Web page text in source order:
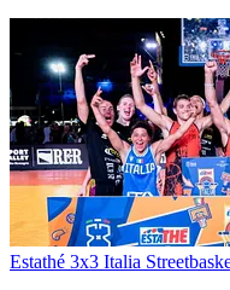
Estathé 3x3 Italia